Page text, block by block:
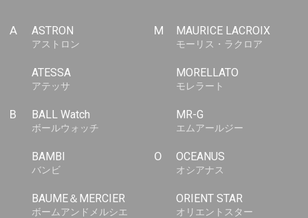
A ASTRON
アストロン
ATESSA
アテッサ
B BALL Watch
ボールウォッチ
BAMBI
バンビ
BAUME＆MERCIER
ボームアンドメルシエ
M MAURICE LACROIX
モーリス・ラクロア
MORELLATO
モレラート
MR-G
エムアールジー
O OCEANUS
オシアナス
ORIENT STAR
オリエントスター